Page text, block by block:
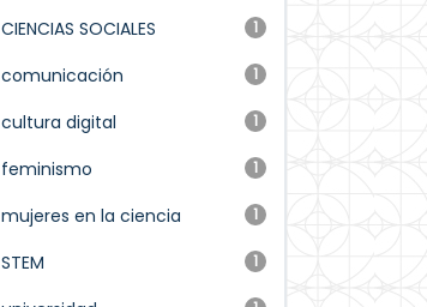
1
CIENCIAS SOCIALES
1
comunicación
1
cultura digital
1
feminismo
1
mujeres en la ciencia
1
STEM